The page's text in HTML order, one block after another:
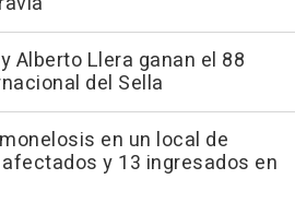
Alberto Llera ganan el 88
del Sella
en un local de
y 13 ingresados en